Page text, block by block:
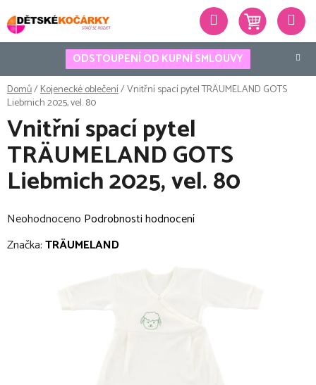
na
obsah
ODSTOUPENÍ OD KUPNÍ SMLOUVY
Hledat
Domů/Kojenecké oblečení/Vnitřní spací pytel TRÄUMELAND GOTS
Liebmich 2025, vel. 80
Vnitřní spací pytel
TRÄUMELAND GOTS
Liebmich 2025, vel. 80
Průměrné
hodnocení
Neohodnoceno Podrobnosti hodnocení
Značka:TRÄUMELAND